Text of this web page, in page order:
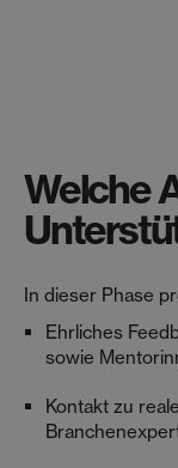
Welche
In dieser Phase
Ehrliches
sowie
Kontakt zu